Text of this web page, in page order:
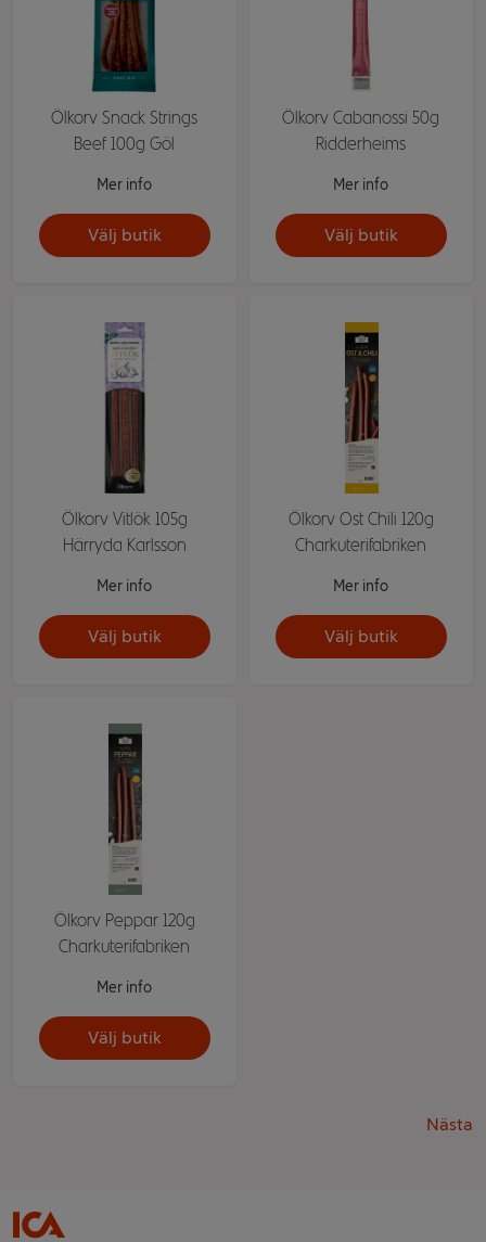
Ölkorv Snack Strings
Beef 100g Göl
Mer info
Välj butik
Ölkorv Cabanossi 50g
Ridderheims
Mer info
Välj butik
Ölkorv Vitlök 105g
Härryda Karlsson
Mer info
Välj butik
Ölkorv Ost Chili 120g
Charkuterifabriken
Mer info
Välj butik
Ölkorv Peppar 120g
Charkuterifabriken
Mer info
Välj butik
Nästa